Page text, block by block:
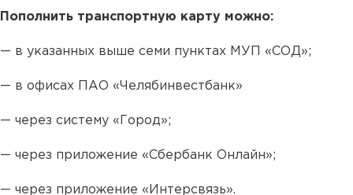
Пополнить транспортную карту можно:
— в указанных выше семи пунктах МУП «СОД»;
— в офисах ПАО «Челябинвестбанк»
— через систему «Город»;
— через приложение «Сбербанк Онлайн»;
— через приложение «Интерсвязь».